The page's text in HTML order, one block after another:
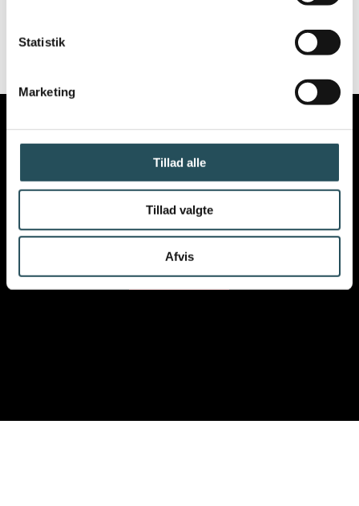
Statistik
Marketing
Tillad alle
Tillad valgte
Afvis
VIL DU VIDE MERE OM
VORES ARBEJDE